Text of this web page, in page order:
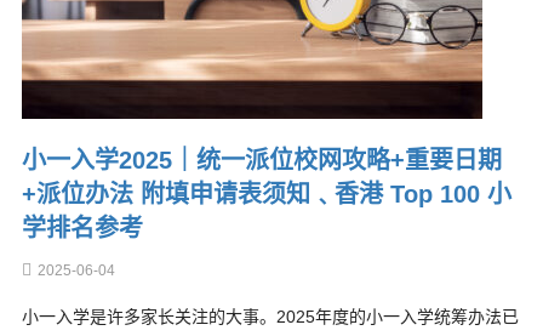
小一入学2025｜统一派位校网攻略+重要日期
+派位办法 附填申请表须知﹑香港 Top 100 小
学排名参考
2025-06-04
小一入学是许多家长关注的大事。2025年度的小一入学统筹办法已